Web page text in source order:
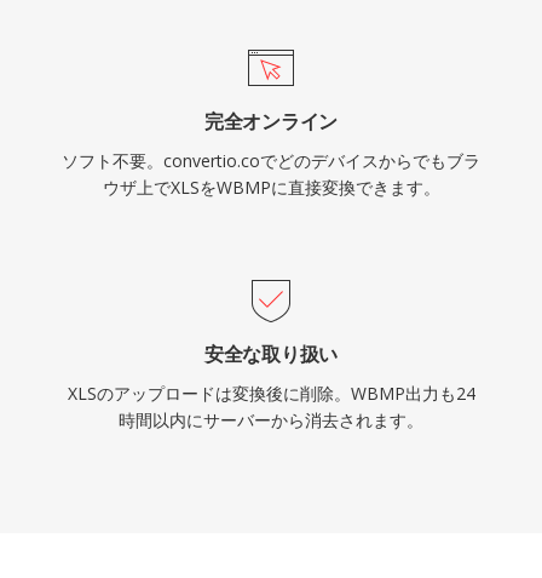
完全オンライン
ソフト不要。convertio.coでどのデバイスからでもブラ
ウザ上でXLSをWBMPに直接変換できます。
安全な取り扱い
XLSのアップロードは変換後に削除。WBMP出力も24
時間以内にサーバーから消去されます。